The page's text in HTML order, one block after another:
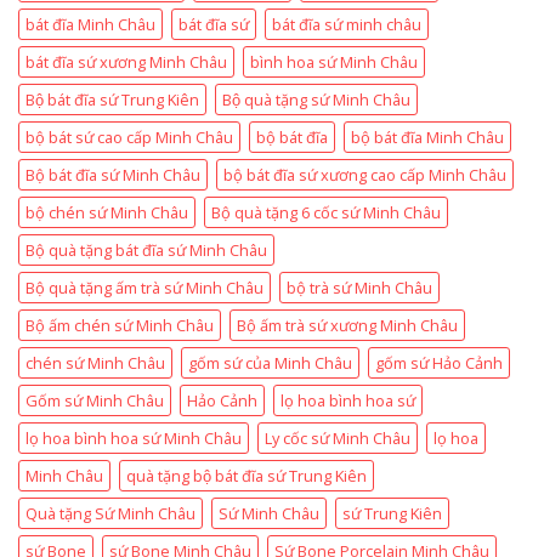
bát đĩa Minh Châu
bát đĩa sứ
bát đĩa sứ minh châu
bát đĩa sứ xương Minh Châu
bình hoa sứ Minh Châu
Bộ bát đĩa sứ Trung Kiên
Bộ quà tặng sứ Minh Châu
bộ bát sứ cao cấp Minh Châu
bộ bát đĩa
bộ bát đĩa Minh Châu
Bộ bát đĩa sứ Minh Châu
bộ bát đĩa sứ xương cao cấp Minh Châu
bộ chén sứ Minh Châu
Bộ quà tặng 6 cốc sứ Minh Châu
Bộ quà tặng bát đĩa sứ Minh Châu
Bộ quà tặng ấm trà sứ Minh Châu
bộ trà sứ Minh Châu
Bộ ấm chén sứ Minh Châu
Bộ ấm trà sứ xương Minh Châu
chén sứ Minh Châu
gốm sứ của Minh Châu
gốm sứ Hảo Cảnh
Gốm sứ Minh Châu
Hảo Cảnh
lọ hoa bình hoa sứ
lọ hoa bình hoa sứ Minh Châu
Ly cốc sứ Minh Châu
lọ hoa
Minh Châu
quà tặng bộ bát đĩa sứ Trung Kiên
Quà tặng Sứ Minh Châu
Sứ Minh Châu
sứ Trung Kiên
sứ Bone
sứ Bone Minh Châu
Sứ Bone Porcelain Minh Châu